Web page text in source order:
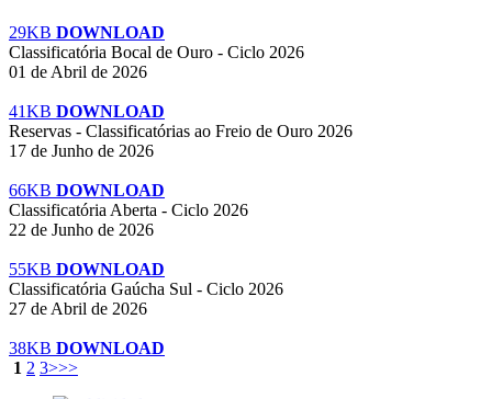
29KB DOWNLOAD
Classificatória Bocal de Ouro - Ciclo 2026
01 de Abril de 2026
41KB DOWNLOAD
Reservas - Classificatórias ao Freio de Ouro 2026
17 de Junho de 2026
66KB DOWNLOAD
Classificatória Aberta - Ciclo 2026
22 de Junho de 2026
55KB DOWNLOAD
Classificatória Gaúcha Sul - Ciclo 2026
27 de Abril de 2026
38KB DOWNLOAD
1 2 3>>>